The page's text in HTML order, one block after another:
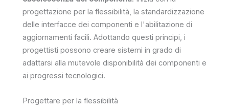
progettazione per la flessibilità, la standardizzazione
delle interfacce dei componenti e l'abilitazione di
aggiornamenti facili. Adottando questi principi, i
progettisti possono creare sistemi in grado di
adattarsi alla mutevole disponibilità dei componenti e
ai progressi tecnologici.
Progettare per la flessibilità